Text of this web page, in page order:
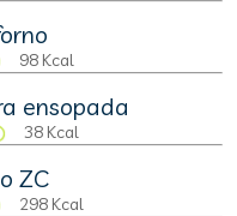
98 Kcal
ensopada
38 Kcal
ZC
298 Kcal